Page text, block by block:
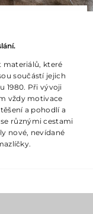
materiálů, které
součástí jejich
1980. Při vývoji
vždy motivace
a pohodlí a
různými cestami
nové, nevídané